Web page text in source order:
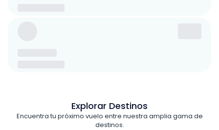
Explorar Destinos
Encuentra tu próximo vuelo entre nuestra amplia gama de
destinos.